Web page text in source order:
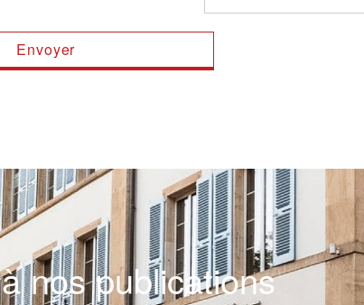
à nos publications